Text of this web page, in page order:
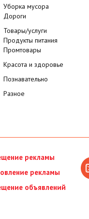
Уборка мусора
Дороги
Товары/услуги
Продукты питания
Промтовары
Красота и здоровье
Познавательно
Разное
рекламы
рекламы
объявлений